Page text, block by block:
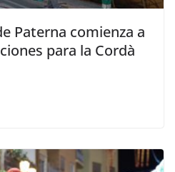
Paterna comienza a
para la Cordà